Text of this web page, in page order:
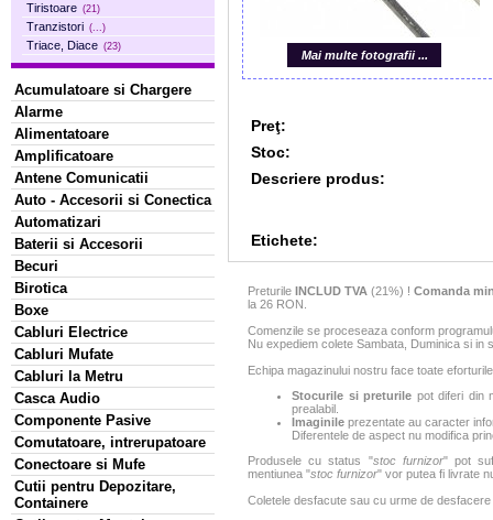
Tiristoare (21)
Tranzistori (...)
Triace, Diace (23)
Acumulatoare si Chargere
Alarme
Alimentatoare
Amplificatoare
Antene Comunicatii
Auto - Accesorii si Conectica
Automatizari
Baterii si Accesorii
Becuri
Birotica
Boxe
Cabluri Electrice
Cabluri Mufate
Cabluri la Metru
Casca Audio
Componente Pasive
Comutatoare, intrerupatoare
Conectoare si Mufe
Cutii pentru Depozitare,
Containere
Mai multe fotografii ...
Preţ:
Stoc:
Descriere produs:
Etichete:
Preturile INCLUD TVA (21%) ! Comanda
la 26 RON.
Comenzile se proceseaza conform
Nu expediem colete Sambata, Duminica si in
Echipa magazinului nostru face toate
Stocurile si preturile pot diferi din
prealabil.
Imaginile prezentate au caracter
Diferentele de aspect nu modifica
Produsele cu status "stoc furnizor" pot
mentiunea "stoc furnizor" vor putea fi livrate
Coletele desfacute sau cu urme de